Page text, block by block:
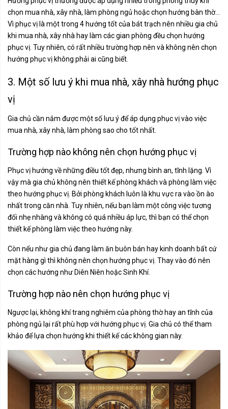
chọn mua nhà, xây nhà, làm phòng ngủ hoặc chọn hướng bàn thờ...
Vì phục vị là một trong 4 hướng tốt của bát trạch nên nhiều gia chủ
khi mua nhà, xây nhà hay làm các gian phòng đều chọn hướng
phục vị. Tuy nhiên, có rất nhiều trường hợp nên và không nên chọn
hướng phục vị không phải ai cũng biết.
3. Một số lưu ý khi mua nhà, xây nhà hướng phục
vị
Gia chủ cần nắm được một số lưu ý để áp dụng phục vị vào việc
mua nhà, xây nhà, làm phòng sao cho tốt nhất.
Trường hợp nào không nên chọn hướng phục vị
Phục vị hướng về những điều tốt đẹp, nhưng bình an, tĩnh lặng. Vì
vậy mà gia chủ không nên thiết kế phòng khách và phòng làm việc
theo hướng phục vị. Bởi phòng khách luôn là khu vực ra vào ồn ào
nhất trong căn nhà. Tuy nhiên, nếu bạn làm một công việc tương
đối nhẹ nhàng và không có quá nhiều áp lực, thì bạn có thể chọn
thiết kế phòng làm việc theo hướng này.
Còn nếu như gia chủ đang làm ăn buôn bán hay kinh doanh bất cứ
mặt hàng gì thì không nên chọn hướng phục vị. Thay vào đó nên
chọn các hướng như Diên Niên hoặc Sinh Khí.
Trường hợp nào nên chọn hướng phục vị
Ngược lại, không khí trang nghiêm của phòng thờ hay an tĩnh của
phòng ngủ lại rất phù hợp với hướng phục vị. Gia chủ có thể tham
khảo để lựa chọn hướng khi thiết kế các không gian này.